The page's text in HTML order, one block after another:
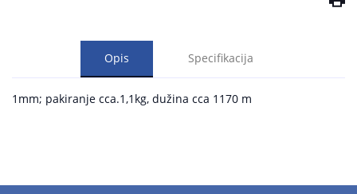
Opis Specifikacija
1mm; pakiranje cca.1,1kg, dužina cca 1170 m